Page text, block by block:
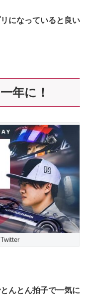
になっていると良い
年に！
んとん拍子で一気に